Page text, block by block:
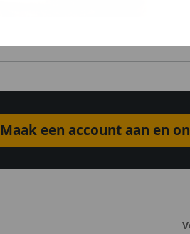
Maak een account aan en